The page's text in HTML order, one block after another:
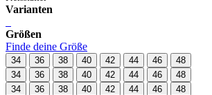
Varianten
Größen
Finde deine Größe
34 36 38 40 42 44 46
48
34
36 38 40 42 44 46
48
34
36 38 40 42 44 46 48